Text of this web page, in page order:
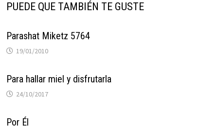
PUEDE QUE TAMBIÉN TE GUSTE
Parashat Miketz 5764
19/01/2010
Para hallar miel y disfrutarla
24/10/2017
Por Él